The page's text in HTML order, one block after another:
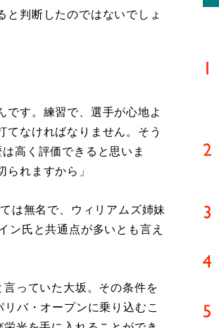
と判断したのではないでしょ
です。練習で、選手が心地よ
てなければなりません。そう
高く評価できると思いま
れますから」
は無名で、ウィリアムズ姉妹
ン氏と共通点が多いとも言え
っていた大坂。その条件を
バ・オープンに乗り込むこ